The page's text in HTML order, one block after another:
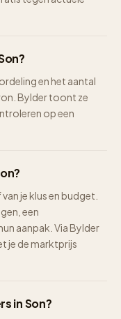
en het aantal
Bylder toont ze
op een
je klus en budget.
een
aanpak. Via Bylder
je de marktprijs
in Son?